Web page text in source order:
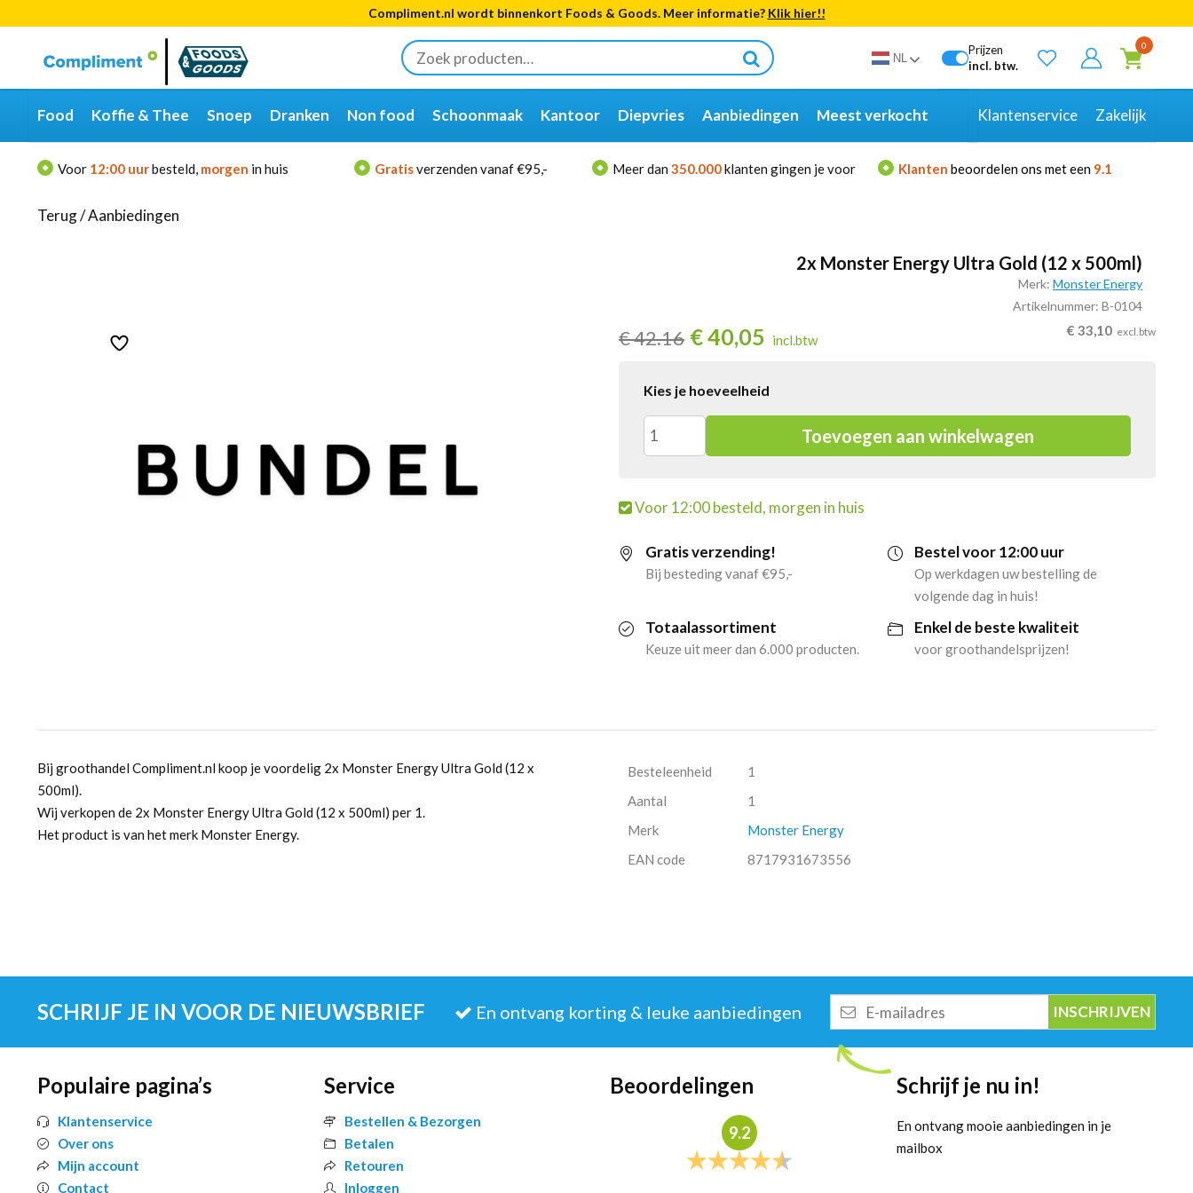
Compliment.nl wordt binnenkort Foods & Goods. Meer informatie? Klik hier!!
Zoeken
naar:
Categorieën
Merken
NL
Prijzen
incl. btw.
0
Food Koffie & Thee Snoep Dranken Non food Schoonmaak Kantoor Diepvries Aanbiedingen Meest verkocht Klantenservice Zakelijk
Voor 12:00 uurbesteld, morgen in huis Gratisverzenden vanaf €95,- Meer dan 350.000klanten gingen je voor Klanten beoordelen ons met een 9.1
Terug/Aanbiedingen
2x Monster Energy Ultra Gold (12 x 500ml)
Merk: Monster Energy
Artikelnummer: B-0104
€42.16 €40,05 incl.btw
€ 33,10 excl.btw
Kies je hoeveelheid
2x
Energy
Ultra
Toevoegen aan winkelwagen
Voor 12:00 besteld, morgen in huis
Gratis verzending!
Bij besteding vanaf €95,-
Bestel voor 12:00 uur
Op werkdagen uw bestelling de
volgende dag in huis!
Totaalassortiment
Keuze uit meer dan 6.000 producten.
Enkel de beste kwaliteit
voor groothandelsprijzen!
Bij groothandel Compliment.nl koop je voordelig 2x Monster Energy Ultra Gold (12 x
500ml).
Wij verkopen de 2x Monster Energy Ultra Gold (12 x 500ml) per 1.
Het product is van het merk Monster Energy.
Besteleenheid
1
Aantal
1
Merk
Monster Energy
EAN code
8717931673556
SCHRIJF JE IN VOOR DE NIEUWSBRIEF En ontvang korting & leuke aanbiedingen
mailadres
Populaire pagina’s
Klantenservice
Over ons
Mijn account
Contact
Service
Bestellen & Bezorgen
Betalen
Retouren
Inloggen
Beoordelingen
9.2
Schrijf je nu in!
En ontvang mooie aanbiedingen in je
mailbox